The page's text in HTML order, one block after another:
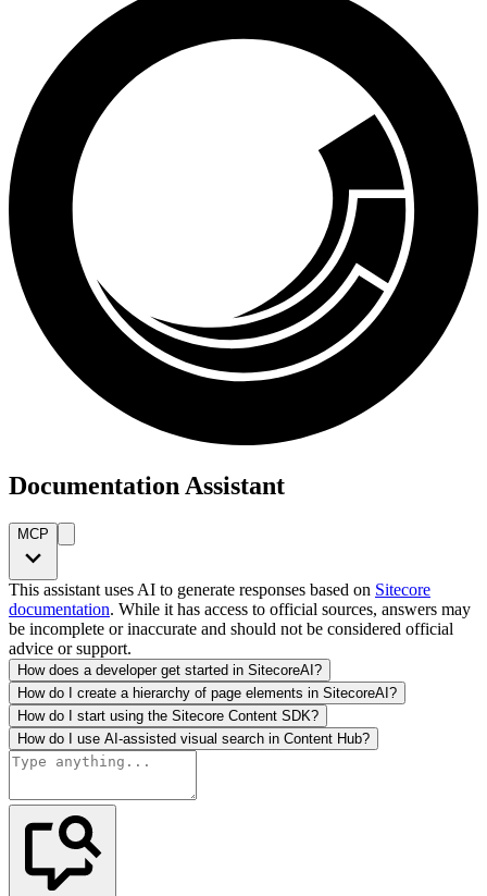
Documentation Assistant
MCP
This assistant uses AI to generate responses based on Sitecore
documentation. While it has access to official sources, answers may
be incomplete or inaccurate and should not be considered official
advice or support.
How does a developer get started in SitecoreAI?
How do I create a hierarchy of page elements in SitecoreAI?
How do I start using the Sitecore Content SDK?
How do I use AI-assisted visual search in Content Hub?